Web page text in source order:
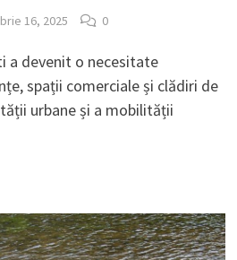
16, 2025 0
a devenit o necesitate
spații comerciale și clădiri de
urbane și a mobilității